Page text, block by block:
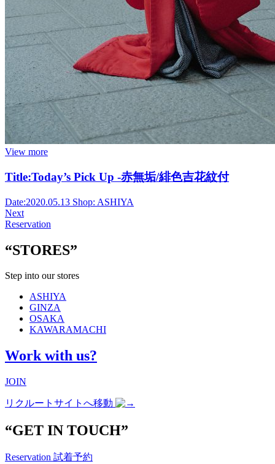
View more
Title:Today’s Pick Up -赤無垢/緋色吉花紋付
Date:2020.05.13 Shop: ASHIYA
Next
Reservation
“STORES”
Step into our stores
ASHIYA
GINZA
OSAKA
KAWARAMACHI
Work with us?
JOIN
リクルートサイトへ移動
“GET IN TOUCH”
Reservation 試着予約